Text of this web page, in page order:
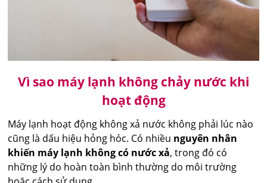
Vì sao máy lạnh không chảy nước khi
hoạt động
Máy lạnh hoạt động không xả nước không phải lúc nào
cũng là dấu hiệu hỏng hóc. Có nhiều nguyên nhân
khiến máy lạnh không có nước xả, trong đó có
những lý do hoàn toàn bình thường do môi trường